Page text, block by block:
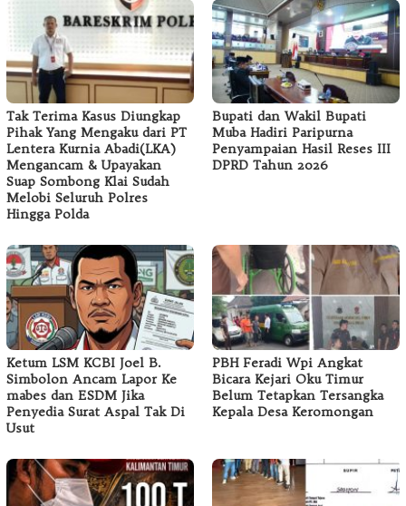
Tak Terima Kasus Diungkap
Pihak Yang Mengaku dari PT
Lentera Kurnia Abadi(LKA)
Mengancam & Upayakan
Suap Sombong Klai Sudah
Melobi Seluruh Polres
Hingga Polda
Bupati dan Wakil Bupati
Muba Hadiri Paripurna
Penyampaian Hasil Reses III
DPRD Tahun 2026
Ketum LSM KCBI Joel B.
Simbolon Ancam Lapor Ke
mabes dan ESDM Jika
Penyedia Surat Aspal Tak Di
Usut
PBH Feradi Wpi Angkat
Bicara Kejari Oku Timur
Belum Tetapkan Tersangka
Kepala Desa Keromongan